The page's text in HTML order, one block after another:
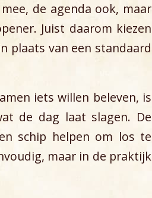
de agenda ook, maar
Juist daarom kiezen
plaats van een standaard
iets willen beleven, is
de dag laat slagen. De
schip helpen om los te
maar in de praktijk